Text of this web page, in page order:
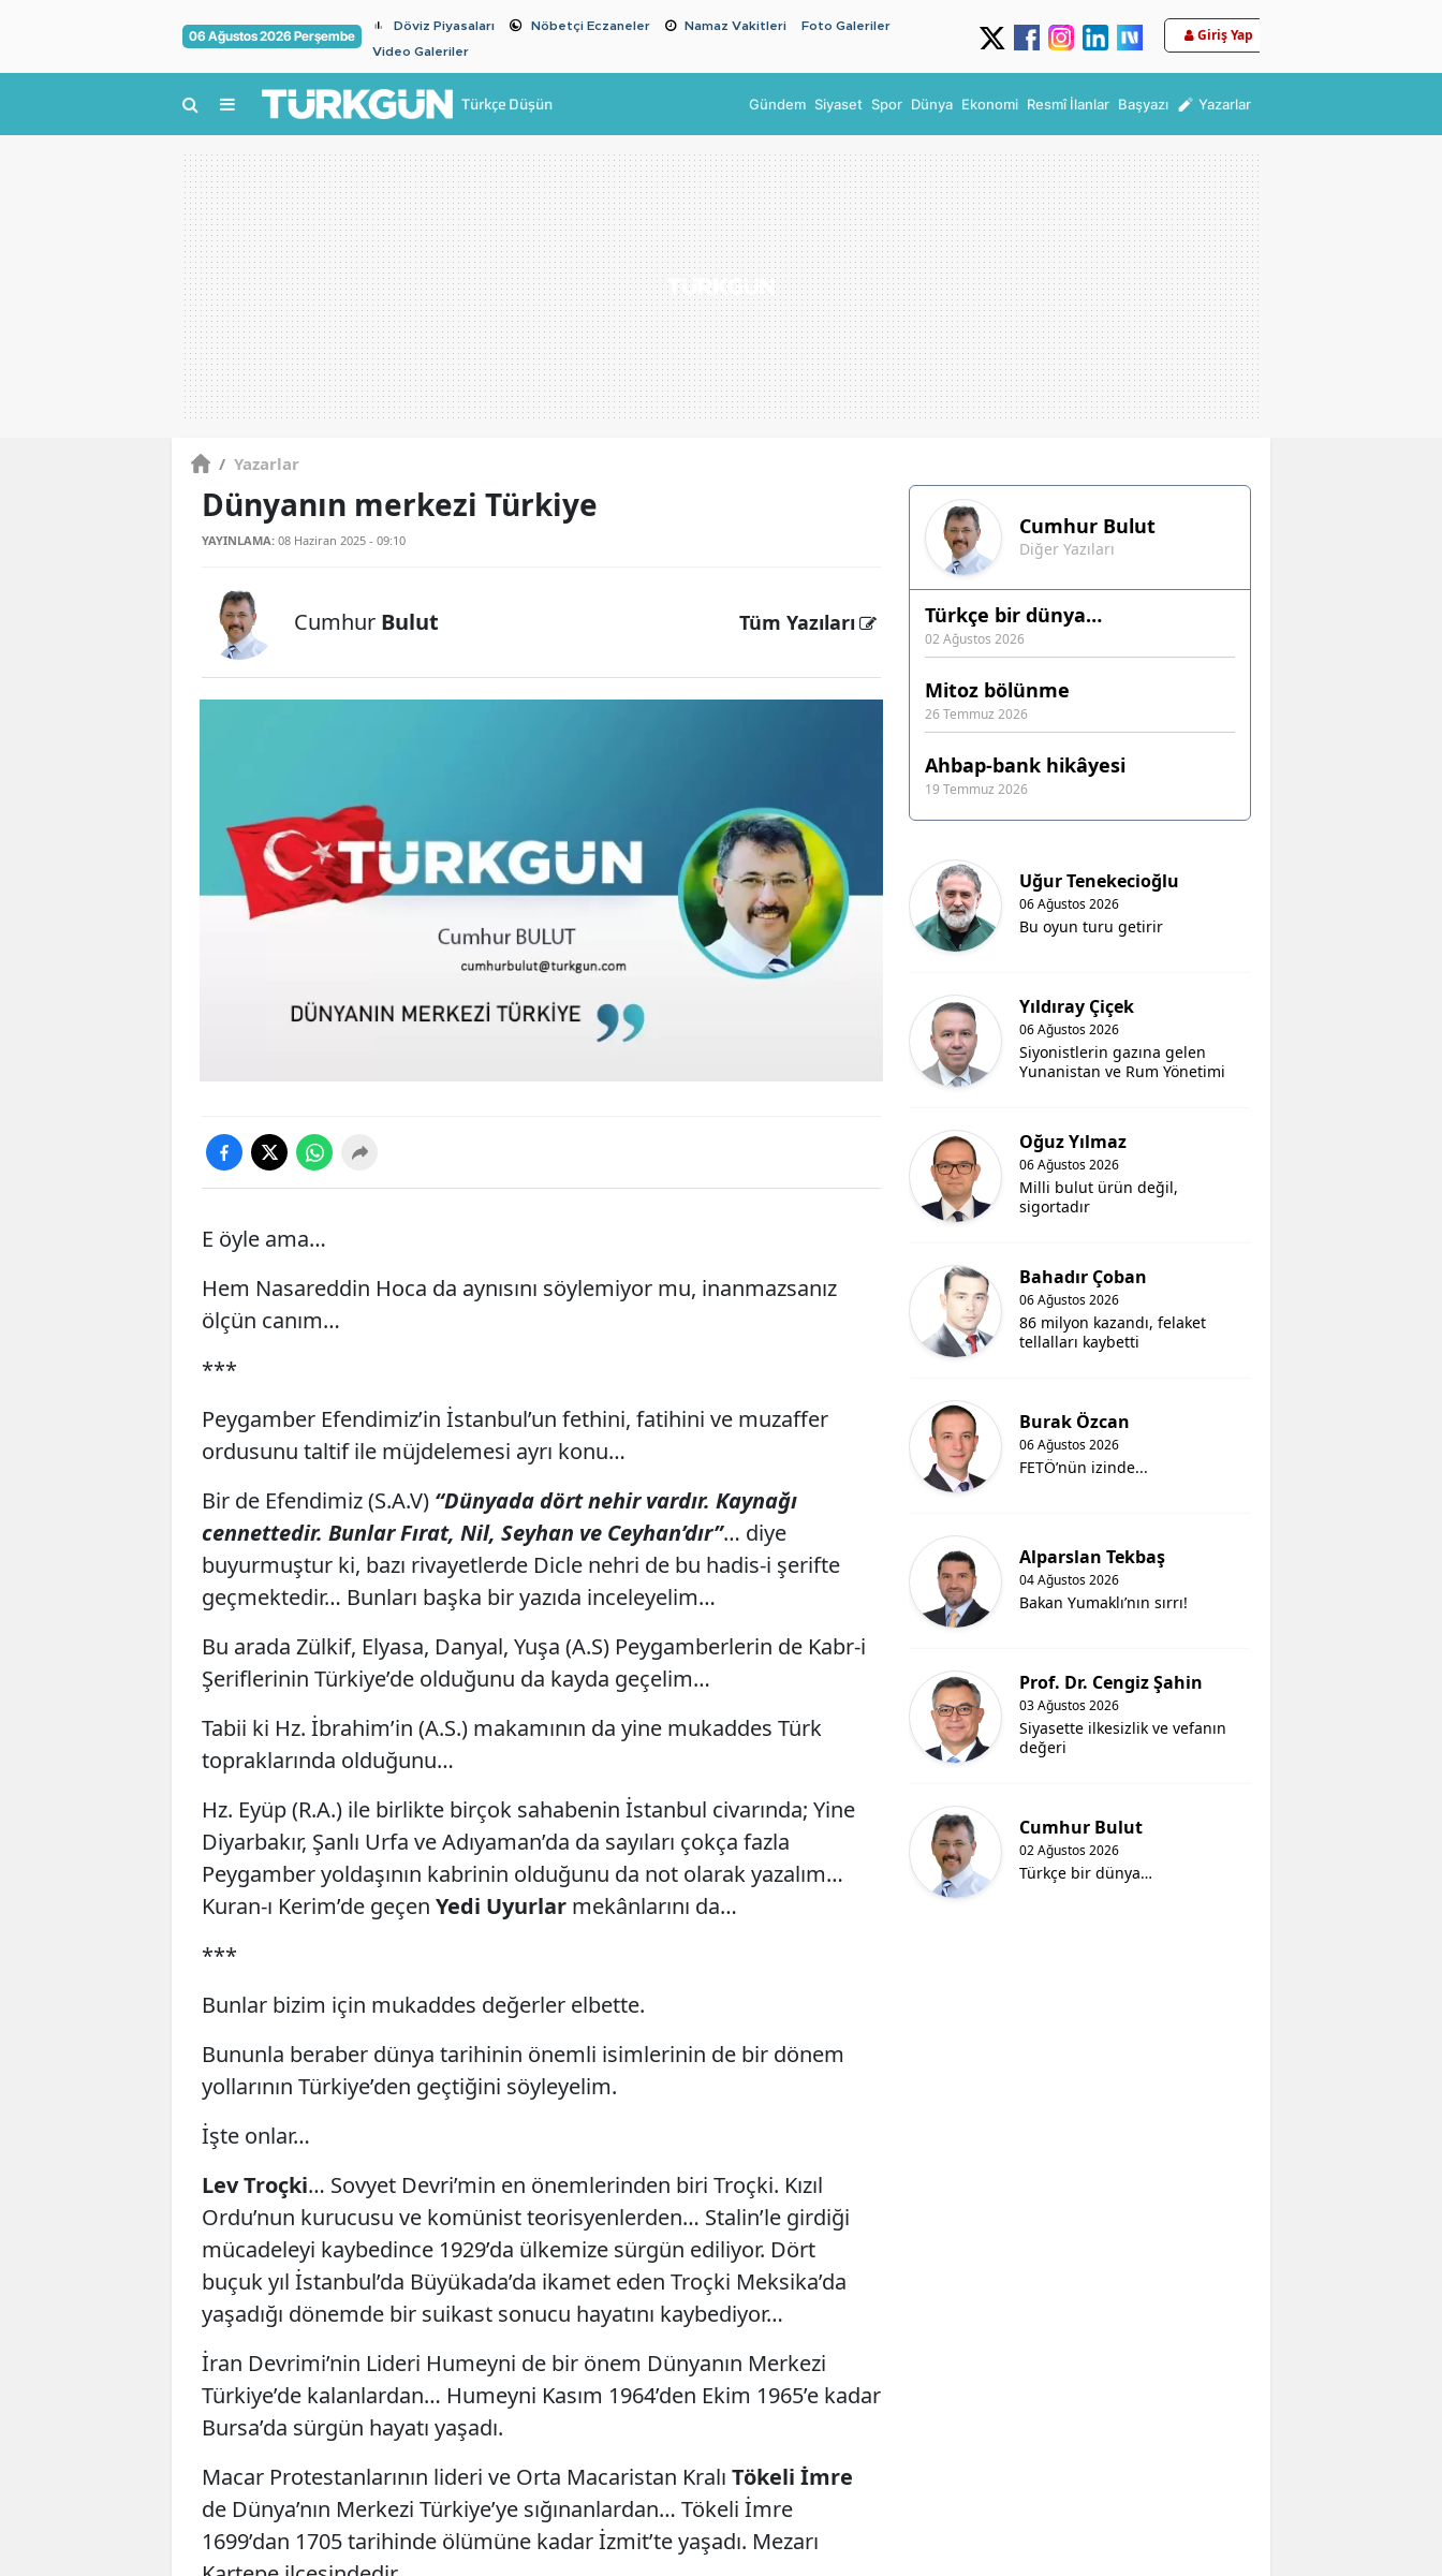
06 Ağustos 2026 Perşembe
Döviz Piyasaları Nöbetçi Eczaneler Namaz Vakitleri
Foto Galeriler
Video Galeriler
Giriş Yap
Türkçe Düşün Gündem Siyaset Spor Dünya Ekonomi Resmî İlanlar Başyazı Yazarlar
/ Yazarlar
Dünyanın merkezi Türkiye
YAYINLAMA: 08 Haziran 2025 - 09:10
Cumhur Bulut Tüm Yazıları
E öyle ama…
Hem Nasareddin Hoca da aynısını söylemiyor mu, inanmazsanız
ölçün canım…
***
Peygamber Efendimiz’in İstanbul’un fethini, fatihini ve muzaffer
ordusunu taltif ile müjdelemesi ayrı konu…
Bir de Efendimiz (S.A.V) “Dünyada dört nehir vardır. Kaynağı
cennettedir. Bunlar Fırat, Nil, Seyhan ve Ceyhan’dır”… diye
buyurmuştur ki, bazı rivayetlerde Dicle nehri de bu hadis-i şerifte
geçmektedir… Bunları başka bir yazıda inceleyelim…
Bu arada Zülkif, Elyasa, Danyal, Yuşa (A.S) Peygamberlerin de Kabr-i
Şeriflerinin Türkiye’de olduğunu da kayda geçelim…
Tabii ki Hz. İbrahim’in (A.S.) makamının da yine mukaddes Türk
topraklarında olduğunu…
Hz. Eyüp (R.A.) ile birlikte birçok sahabenin İstanbul civarında; Yine
Diyarbakır, Şanlı Urfa ve Adıyaman’da da sayıları çokça fazla
Peygamber yoldaşının kabrinin olduğunu da not olarak yazalım…
Kuran-ı Kerim’de geçen Yedi Uyurlar mekânlarını da…
***
Bunlar bizim için mukaddes değerler elbette.
Bununla beraber dünya tarihinin önemli isimlerinin de bir dönem
yollarının Türkiye’den geçtiğini söyleyelim.
İşte onlar…
Lev Troçki… Sovyet Devri’min en önemlerinden biri Troçki. Kızıl
Ordu’nun kurucusu ve komünist teorisyenlerden… Stalin’le girdiği
mücadeleyi kaybedince 1929’da ülkemize sürgün ediliyor. Dört
buçuk yıl İstanbul’da Büyükada’da ikamet eden Troçki Meksika’da
yaşadığı dönemde bir suikast sonucu hayatını kaybediyor…
İran Devrimi’nin Lideri Humeyni de bir önem Dünyanın Merkezi
Türkiye’de kalanlardan… Humeyni Kasım 1964’den Ekim 1965’e kadar
Bursa’da sürgün hayatı yaşadı.
Macar Protestanlarının lideri ve Orta Macaristan Kralı Tökeli İmre
de Dünya’nın Merkezi Türkiye’ye sığınanlardan… Tökeli İmre
1699’dan 1705 tarihinde ölümüne kadar İzmit’te yaşadı. Mezarı
Cumhur Bulut
Diğer Yazıları
Türkçe bir dünya…
02 Ağustos 2026
Mitoz bölünme
26 Temmuz 2026
Ahbap-bank hikâyesi
19 Temmuz 2026
Uğur Tenekecioğlu
06 Ağustos 2026
Bu oyun turu getirir
Yıldıray Çiçek
06 Ağustos 2026
Siyonistlerin gazına gelen
Yunanistan ve Rum Yönetimi
Oğuz Yılmaz
06 Ağustos 2026
Milli bulut ürün değil,
sigortadır
Bahadır Çoban
06 Ağustos 2026
86 milyon kazandı, felaket
tellalları kaybetti
Burak Özcan
06 Ağustos 2026
FETÖ’nün izinde...
Alparslan Tekbaş
04 Ağustos 2026
Bakan Yumaklı’nın sırrı!
Prof. Dr. Cengiz Şahin
03 Ağustos 2026
Siyasette ilkesizlik ve vefanın
değeri
Cumhur Bulut
02 Ağustos 2026
Türkçe bir dünya…